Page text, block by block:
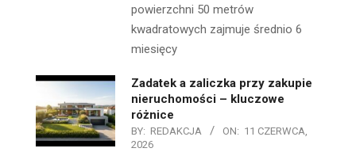
powierzchni 50 metrów
kwadratowych zajmuje średnio 6
miesięcy
Zadatek a zaliczka przy zakupie
nieruchomości – kluczowe
różnice
BY: REDAKCJA ON: 11 CZERWCA,
2026